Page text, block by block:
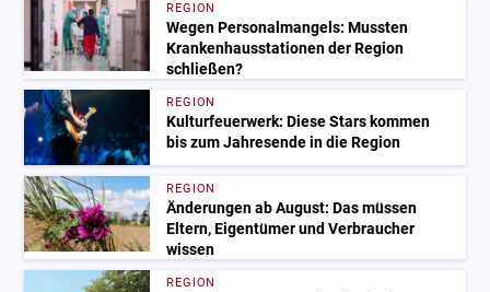
REGION
Wegen Personalmangels: Mussten
Krankenhausstationen der Region
schließen?
REGION
Kulturfeuerwerk: Diese Stars kommen
bis zum Jahresende in die Region
REGION
Änderungen ab August: Das müssen
Eltern, Eigentümer und Verbraucher
wissen
REGION